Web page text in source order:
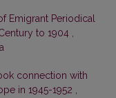
Emigrant Periodical
to 1904 ,
connection with
in 1945-1952 ,